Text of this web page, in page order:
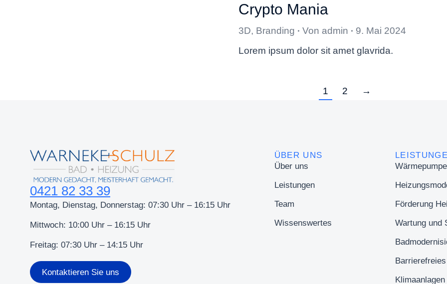
Crypto Mania
3D, Branding Von admin
9. Mai 2024
Lorem ipsum dolor sit amet glavrida.
1 2 →
0421 82 33 39
Montag, Dienstag, Donnerstag: 07:30 Uhr – 16:15 Uhr
Mittwoch: 10:00 Uhr – 16:15 Uhr
Freitag: 07:30 Uhr – 14:15 Uhr
Kontaktieren Sie uns
ÜBER UNS
Über uns
Leistungen
Team
Wissenswertes
Wärmepumpe
Förderung
Wartung und
Klimaanlagen